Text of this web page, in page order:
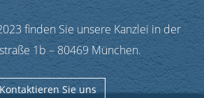
finden Sie unsere Kanzlei in der
1b – 80469 München.
Kontaktieren Sie uns